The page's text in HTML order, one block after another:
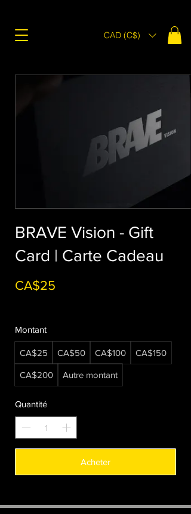
CAD (C$)
BRAVE Vision - Gift
Card | Carte Cadeau
CA$25
Montant
CA$25 CA$50 CA$100 CA$150
CA$200 Autre montant
Quantité
Acheter